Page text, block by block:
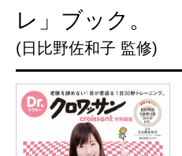
レ」ブック。
(日比野佐和子 監修)